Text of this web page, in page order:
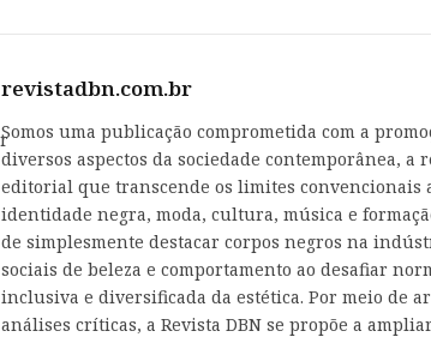
revistadbn.com.br
Somos uma publicação comprometida com a
diversos aspectos da sociedade contemporânea, a
editorial que transcende os limites convencionais
identidade negra, moda, cultura, música e
de simplesmente destacar corpos negros na
sociais de beleza e comportamento ao desafiar
inclusiva e diversificada da estética. Por meio de
análises críticas, a Revista DBN se propõe a